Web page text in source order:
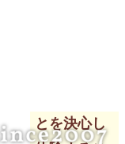
とを決心し